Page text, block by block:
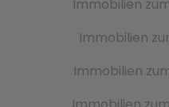
Immobilien
Immobilien
Immobilien